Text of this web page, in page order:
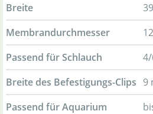
Breite
Membrandurchmesser
Passend für Schlauch
Breite des Befestigungs-Clips 9
Passend für Aquarium